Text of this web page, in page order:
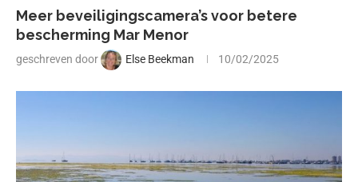
Meer beveiligingscamera’s voor betere
bescherming Mar Menor
geschreven door Else Beekman 10/02/2025